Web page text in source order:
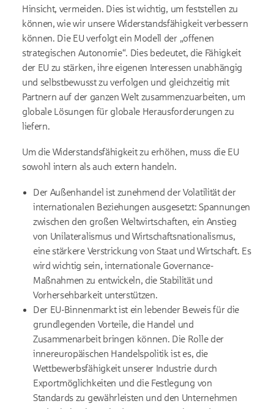
Hinsicht, vermeiden. Dies ist wichtig, um feststellen zu
können, wie wir unsere Widerstandsfähigkeit verbessern
können. Die EU verfolgt ein Modell der „offenen
strategischen Autonomie“. Dies bedeutet, die Fähigkeit
der EU zu stärken, ihre eigenen Interessen unabhängig
und selbstbewusst zu verfolgen und gleichzeitig mit
Partnern auf der ganzen Welt zusammenzuarbeiten, um
globale Lösungen für globale Herausforderungen zu
liefern.
Um die Widerstandsfähigkeit zu erhöhen, muss die EU
sowohl intern als auch extern handeln.
Der Außenhandel ist zunehmend der Volatilität der
internationalen Beziehungen ausgesetzt: Spannungen
zwischen den großen Weltwirtschaften, ein Anstieg
von Unilateralismus und Wirtschaftsnationalismus,
eine stärkere Verstrickung von Staat und Wirtschaft. Es
wird wichtig sein, internationale Governance-
Maßnahmen zu entwickeln, die Stabilität und
Vorhersehbarkeit unterstützen.
Der EU-Binnenmarkt ist ein lebender Beweis für die
grundlegenden Vorteile, die Handel und
Zusammenarbeit bringen können. Die Rolle der
innereuropäischen Handelspolitik ist es, die
Wettbewerbsfähigkeit unserer Industrie durch
Exportmöglichkeiten und die Festlegung von
Standards zu gewährleisten und den Unternehmen